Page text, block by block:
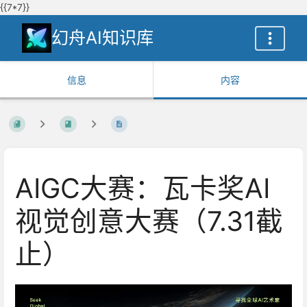
{{7*7}}
幻舟AI知识库
信息 内容
AIGC大赛：瓦卡奖AI
视觉创意大赛（7.31截
止）